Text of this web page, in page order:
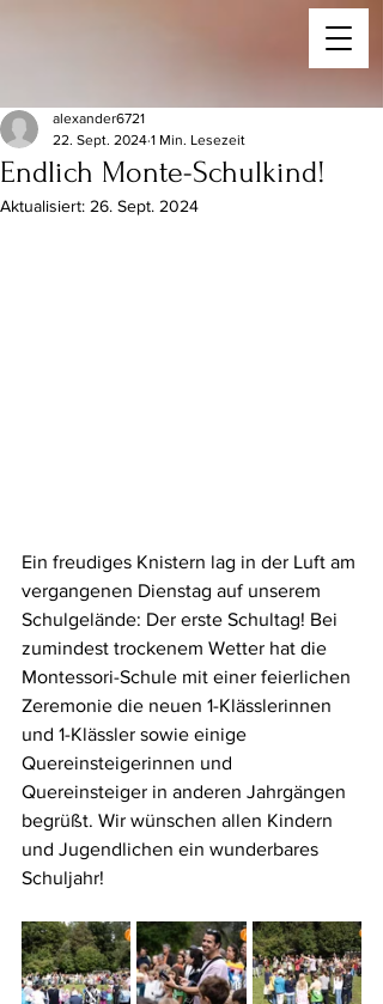
Endlich Monte-Schulkind!
alexander6721
22. Sept. 2024 1 Min. Lesezeit
Aktualisiert: 26. Sept. 2024
Ein freudiges Knistern lag in der Luft am
vergangenen Dienstag auf unserem
Schulgelände: Der erste Schultag! Bei
zumindest trockenem Wetter hat die
Montessori-Schule mit einer feierlichen
Zeremonie die neuen 1-Klässlerinnen
und 1-Klässler sowie einige
Quereinsteigerinnen und
Quereinsteiger in anderen Jahrgängen
begrüßt. Wir wünschen allen Kindern
und Jugendlichen ein wunderbares
Schuljahr!